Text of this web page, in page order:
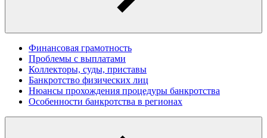
Финансовая грамотность
Проблемы с выплатами
Коллекторы, суды, приставы
Банкротство физических лиц
Нюансы прохождения процедуры банкротства
Особенности банкротства в регионах